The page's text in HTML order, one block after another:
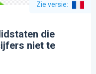
Zie versie:
die
niet te